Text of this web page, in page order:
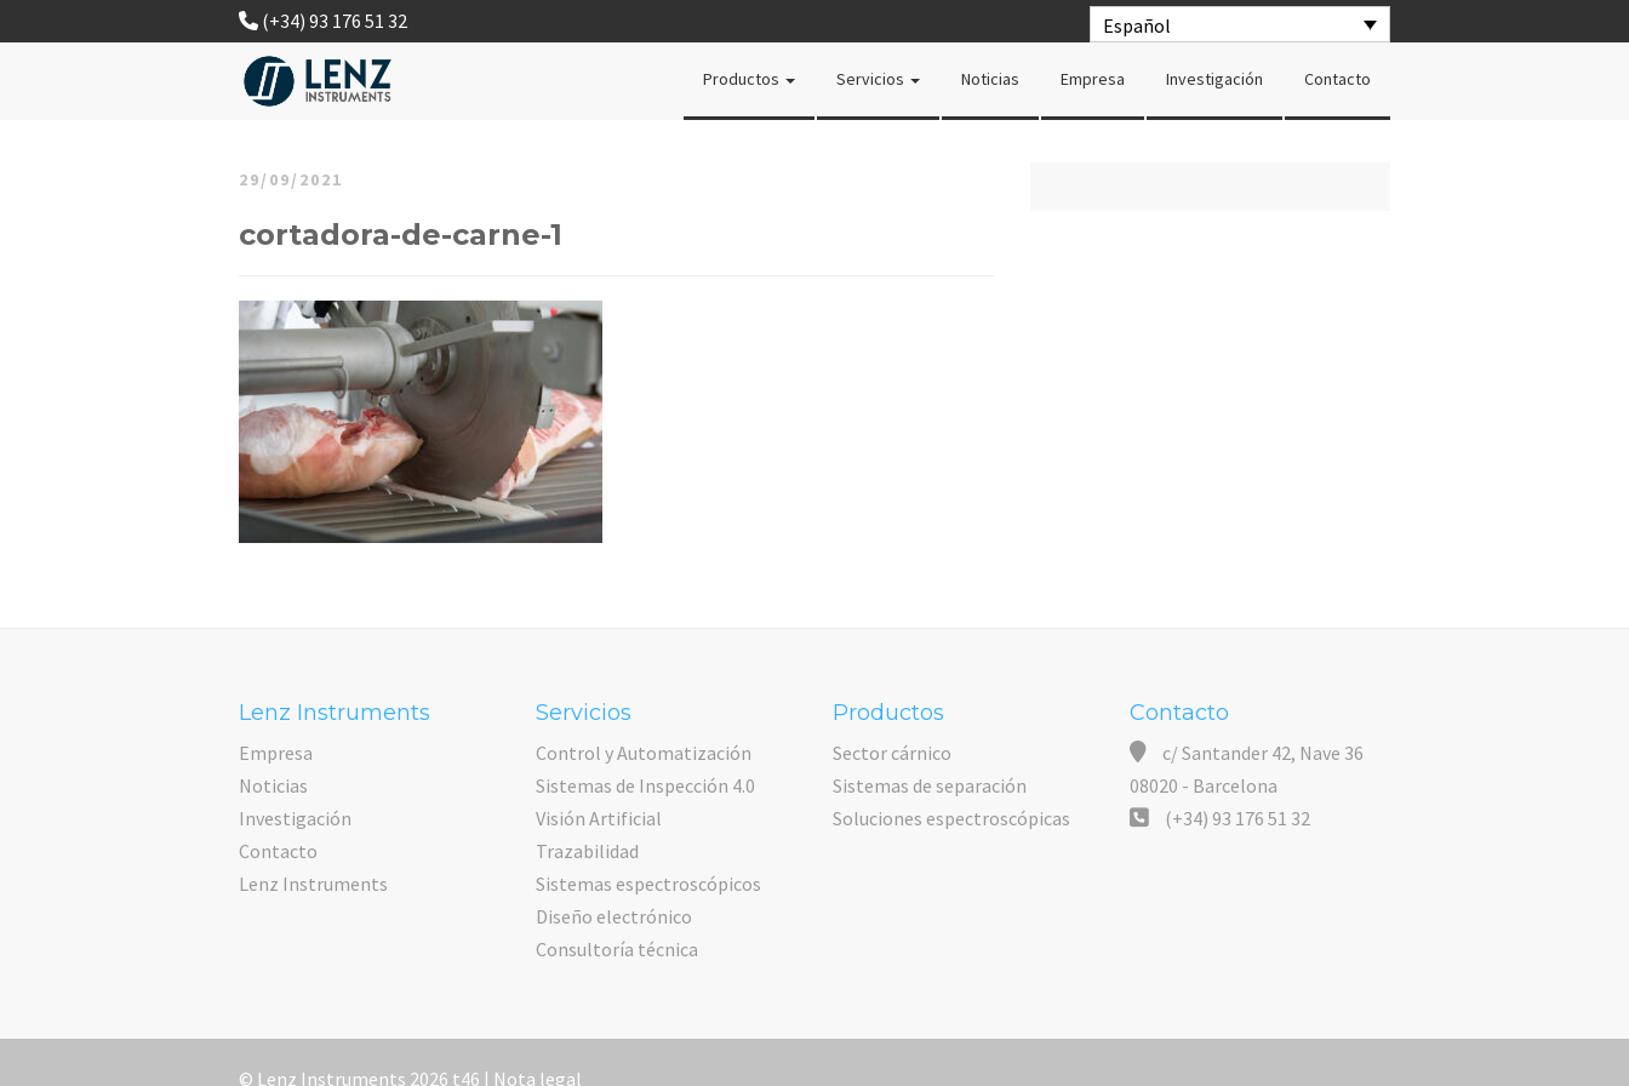
Español
(+34) 93 176 51 32
Productos Servicios Noticias Empresa Investigación Contacto
29/09/2021
cortadora-de-carne-1
Lenz Instruments
Empresa
Noticias
Investigación
Contacto
Lenz Instruments
Servicios
Control y Automatización
Sistemas de Inspección 4.0
Visión Artificial
Trazabilidad
Sistemas espectroscópicos
Diseño electrónico
Consultoría técnica
Productos
Sector cárnico
Sistemas de separación
Soluciones espectroscópicas
Contacto
c/ Santander 42, Nave 36
08020 - Barcelona
(+34) 93 176 51 32
© Lenz Instruments 2026 t46 | Nota legal